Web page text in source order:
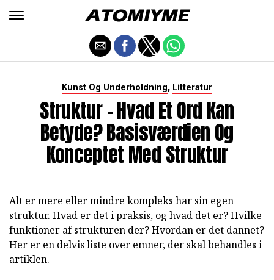
Kunst Og Underholdning, Litteratur
Struktur - Hvad Et Ord Kan
Betyde? Basisværdien Og
Konceptet Med Struktur
Alt er mere eller mindre kompleks har sin egen
struktur. Hvad er det i praksis, og hvad det er? Hvilke
funktioner af strukturen der? Hvordan er det dannet?
Her er en delvis liste over emner, der skal behandles i
artiklen.